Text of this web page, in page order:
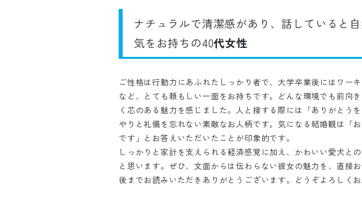
ナチュラルで清潔感があり、話していると
気をお持ちの40代女性
ご性格は行動力にあふれたしっかり者で、大学卒業後にはワー
など、とても頼もしい一面をお持ちです。どんな環境でも前向
く芯のある魅力を感じました。人と接する際には「ありがとう
やりと礼儀を忘れない素敵なお人柄です。気になる結婚観は「
です」とお答えいただいたことが印象的です。
しっかりと家計を支えられる経済感覚に加え、かわいい愛犬と
と思います。ぜひ、文面からは伝わらない彼女の魅力を、直接
後までお読みいただきありがとうございます。どうぞよろしくお